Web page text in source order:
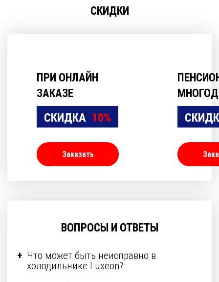
СКИДКИ
ПРИ ОНЛАЙН
ЗАКАЗЕ
СКИДКА 10%
Заказать
ВОПРОСЫ И ОТВЕТЫ
Что может быть неисправно в
холодильнике Luxeon?